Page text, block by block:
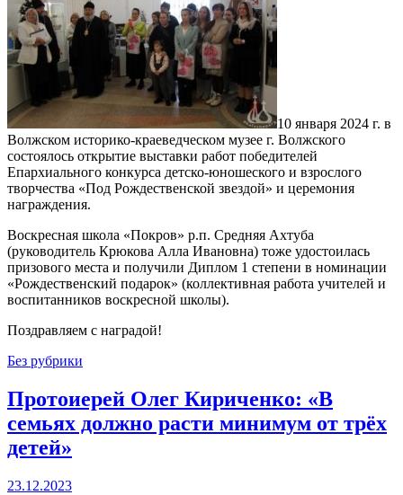
10 января 2024 г. в
Волжском историко-краеведческом музее г. Волжского
состоялось открытие выставки работ победителей
Епархиального конкурса детско-юношеского и взрослого
творчества «Под Рождественской звездой» и церемония
награждения.
Воскресная школа «Покров» р.п. Средняя Ахтуба
(руководитель Крюкова Алла Ивановна) тоже удостоилась
призового места и получили Диплом 1 степени в номинации
«Рождественский подарок» (коллективная работа учителей и
воспитанников воскресной школы).
Поздравляем с наградой!
Без рубрики
Протоиерей Олег Кириченко: «В
семьях должно расти минимум от трёх
детей»
23.12.2023